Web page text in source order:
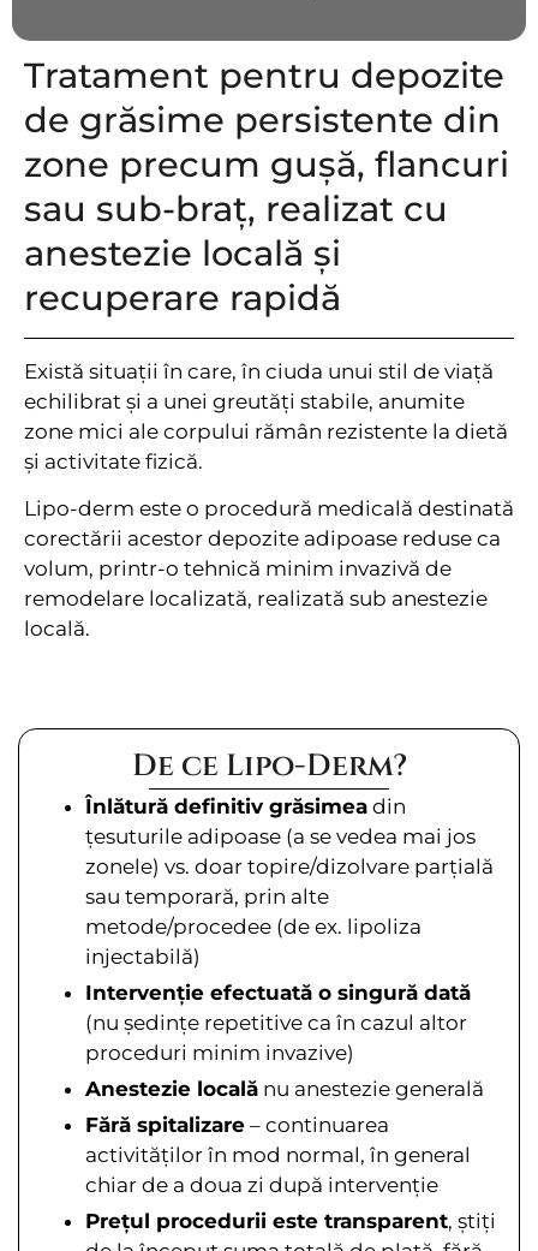
Tratament pentru depozite
de grăsime persistente din
zone precum gușă, flancuri
sau sub-braț, realizat cu
anestezie locală și
recuperare rapidă
Există situații în care, în ciuda unui stil de viață
echilibrat și a unei greutăți stabile, anumite
zone mici ale corpului rămân rezistente la dietă
și activitate fizică.
Lipo-derm este o procedură medicală destinată
corectării acestor depozite adipoase reduse ca
volum, printr-o tehnică minim invazivă de
remodelare localizată, realizată sub anestezie
locală.
De ce Lipo-Derm?
Înlătură definitiv grăsimea din
țesuturile adipoase (a se vedea mai jos
zonele) vs. doar topire/dizolvare parțială
sau temporară, prin alte
metode/procedee (de ex. lipoliza
injectabilă)
Intervenție efectuată o singură dată
(nu ședințe repetitive ca în cazul altor
proceduri minim invazive)
Anestezie locală nu anestezie generală
Fără spitalizare – continuarea
activităților în mod normal, în general
chiar de a doua zi după intervenție
Prețul procedurii este transparent, știți